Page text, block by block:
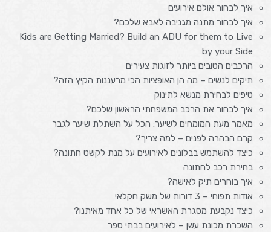
איך לבחור אולם אירועים
איך לבחור מתנה מגניבה לאבא שלכם?
Kids are Getting Married? Build an ADU for them to Live
by your Side
הרכבים הטובים ביותר לזוגות צעירים
תיקים לנשים – מה הן האופציות הכי מרעננות הקיץ הזה?
טיפים לבחירת מנשא לתינוק
איך לבחור את הרכב המשפחתי הראשון שלכם?
מאמר מעת המומחים לשיער: הכל על השתלת שיער לגבר
קרם הבהרה לפנים – למה צריך?
כיצד להשתמש בבלונים לאירועים על מנת לקשט חתונה?
בחירת רכב לחתונה
איך בוחרים תיק לאישה?
אודות תפוחי – 3 דורות של משק חקלאי
כיצד נקבעת מסגרת האשראי של כל אחד מאיתנו?
השכרת מכונת עשן – לאירועים בבתי ספר